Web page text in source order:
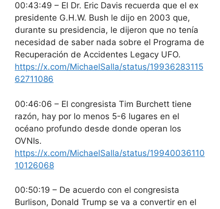
00:43:49 – El Dr. Eric Davis recuerda que el ex
presidente G.H.W. Bush le dijo en 2003 que,
durante su presidencia, le dijeron que no tenía
necesidad de saber nada sobre el Programa de
Recuperación de Accidentes Legacy UFO.
https://x.com/MichaelSalla/status/19936283115
62711086
00:46:06 – El congresista Tim Burchett tiene
razón, hay por lo menos 5-6 lugares en el
océano profundo desde donde operan los
OVNIs.
https://x.com/MichaelSalla/status/19940036110
10126068
00:50:19 – De acuerdo con el congresista
Burlison, Donald Trump se va a convertir en el